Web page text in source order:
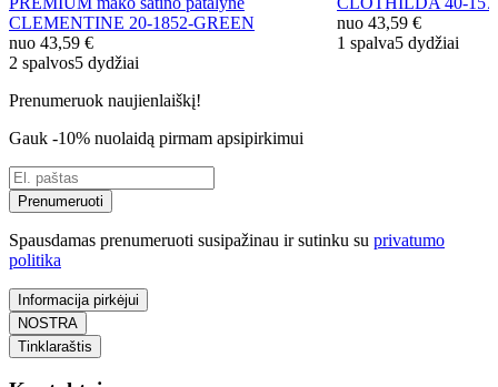
CLEMENTINE 20-1852-GREEN
nuo 43,59 €
2 spalvos5 dydžiai
nuo 43,59 €
1 spalva5 dydžiai
Prenumeruok naujienlaiškį!
Gauk -10% nuolaidą pirmam apsipirkimui
Prenumeruoti
Spausdamas prenumeruoti susipažinau ir sutinku su privatumo
politika
Informacija pirkėjui
NOSTRA
Tinklaraštis